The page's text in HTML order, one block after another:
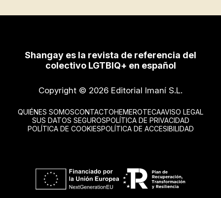
Shangay es la revista de referencia del
colectivo LGTBIQ+ en español
Copyright © 2026 Editorial Imaní S.L.
QUIÉNES SOMOSCONTACTOHEMEROTECAAVISO LEGAL
SUS DATOS SEGUROSPOLÍTICA DE PRIVACIDAD
POLÍTICA DE COOKIESPOLÍTICA DE ACCESIBILIDAD